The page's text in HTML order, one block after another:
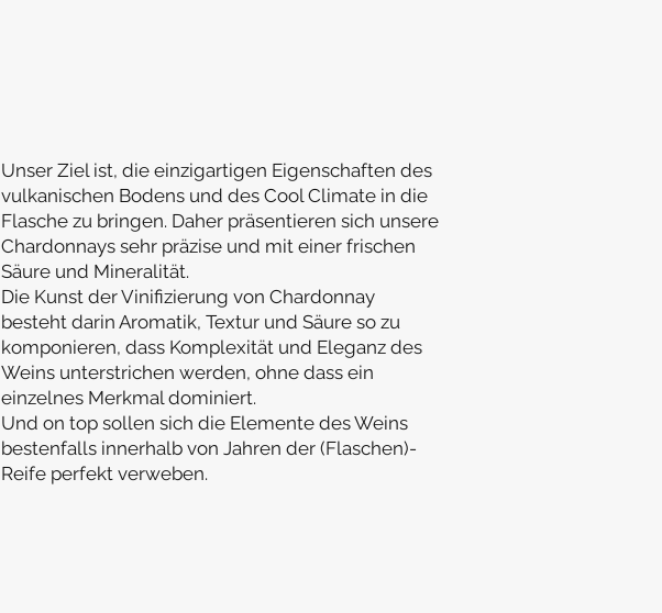
Unser Ziel ist, die einzigartigen Eigenschaften des
vulkanischen Bodens und des Cool Climate in die
Flasche zu bringen. Daher präsentieren sich unsere
Chardonnays sehr präzise und mit einer frischen
Säure und Mineralität.
Die Kunst der Vinifizierung von Chardonnay
besteht darin Aromatik, Textur und Säure so zu
komponieren, dass Komplexität und Eleganz des
Weins unterstrichen werden, ohne dass ein
einzelnes Merkmal dominiert.
Und on top sollen sich die Elemente des Weins
bestenfalls innerhalb von Jahren der (Flaschen)-
Reife perfekt verweben.